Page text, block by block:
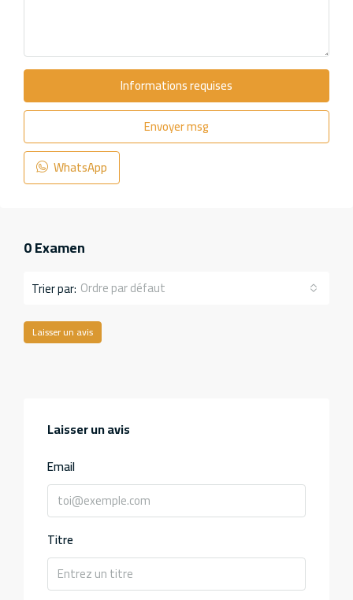
Informations requises
Envoyer msg
WhatsApp
0 Examen
Trier par: Ordre par défaut
Laisser un avis
Laisser un avis
Email
Titre